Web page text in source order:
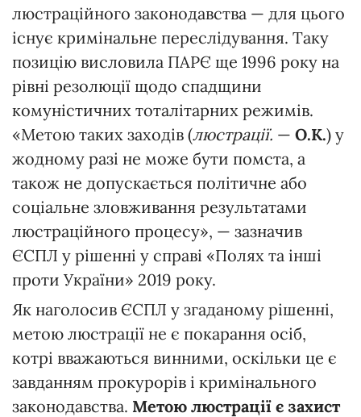
люстраційного законодавства — для цього
існує кримінальне переслідування. Таку
позицію висловила ПАРЄ ще 1996 року на
рівні резолюції щодо спадщини
комуністичних тоталітарних режимів.
«Метою таких заходів (люстрації. — О.К.) у
жодному разі не може бути помста, а
також не допускається політичне або
соціальне зловживання результатами
люстраційного процесу», — зазначив
ЄСПЛ у рішенні у справі «Полях та інші
проти України» 2019 року.
Як наголосив ЄСПЛ у згаданому рішенні,
метою люстрації не є покарання осіб,
котрі вважаються винними, оскільки це є
завданням прокурорів і кримінального
законодавства. Метою люстрації є захист